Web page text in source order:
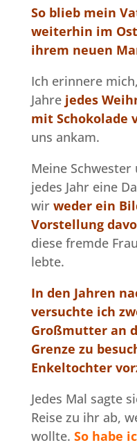
So blieb mein
weiterhin im
ihrem neuen
Ich erinnere
Jahre jedes
mit Schokolade
uns ankam.
Meine
jedes Jahr eine
wir weder ein
Vorstellung
diese fremde
lebte.
In den Jahren
versuchte ich
Großmutter an
Grenze zu
Enkeltochter
Jedes Mal sagte
Reise zu ihr ab,
wollte. So habe